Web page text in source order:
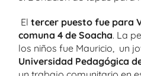
El tercer puesto fue para
comuna 4 de Soacha. La
los niños fue Mauricio, un
Universidad Pedagógica